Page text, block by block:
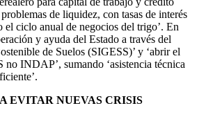
de liquidez, con tasas de interés
el ciclo anual de negocios del trigo’. En
y ayuda del Estado a través del
de Suelos (SIGESS)’ y ‘abrir el
INDAP’, sumando ‘asistencia técnica
EVITAR NUEVAS CRISIS